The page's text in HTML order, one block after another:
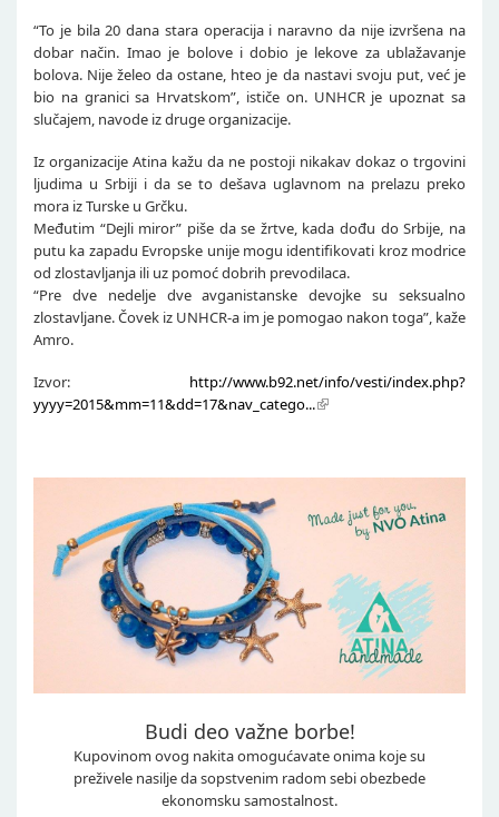
“To je bila 20 dana stara operacija i naravno da nije izvršena na
dobar način. Imao je bolove i dobio je lekove za ublažavanje
bolova. Nije želeo da ostane, hteo je da nastavi svoju put, već je
bio na granici sa Hrvatskom”, ističe on. UNHCR je upoznat sa
slučajem, navode iz druge organizacije.
Iz organizacije Atina kažu da ne postoji nikakav dokaz o trgovini
ljudima u Srbiji i da se to dešava uglavnom na prelazu preko
mora iz Turske u Grčku.
Međutim “Dejli miror” piše da se žrtve, kada dođu do Srbije, na
putu ka zapadu Evropske unije mogu identifikovati kroz modrice
od zlostavljanja ili uz pomoć dobrih prevodilaca.
“Pre dve nedelje dve avganistanske devojke su seksualno
zlostavljane. Čovek iz UNHCR-a im je pomogao nakon toga”, kaže
Amro.
Izvor: http://www.b92.net/info/vesti/index.php?
yyyy=2015&mm=11&dd=17&nav_catego...
Budi deo važne borbe!
Kupovinom ovog nakita omogućavate onima koje su
preživele nasilje da sopstvenim radom sebi obezbede
ekonomsku samostalnost.